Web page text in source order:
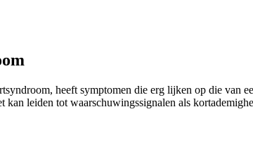
heeft symptomen die erg lijken op die van
kan leiden tot waarschuwingssignalen als